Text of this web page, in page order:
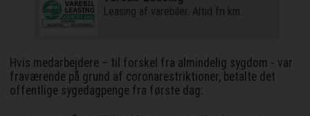
Leasing af varebiler. Altid fri km.
Hvis medarbejdere – til forskel fra almindelig sygdom - var
fraværende på grund af coronarestriktioner, betalte det
offentlige sygedagpenge fra første dag: